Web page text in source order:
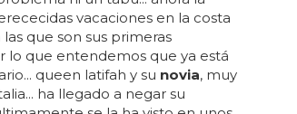
en una especie de 'el
pero en medio de la nada, en
el nombre es como una
incesto, incierto, infecto) y
de 2... 000 habitantes que se
lo que el equipo del